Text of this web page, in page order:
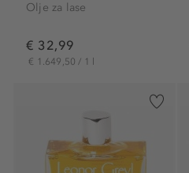
Olje za lase
€ 32,99
€ 1.649,50 / 1 l